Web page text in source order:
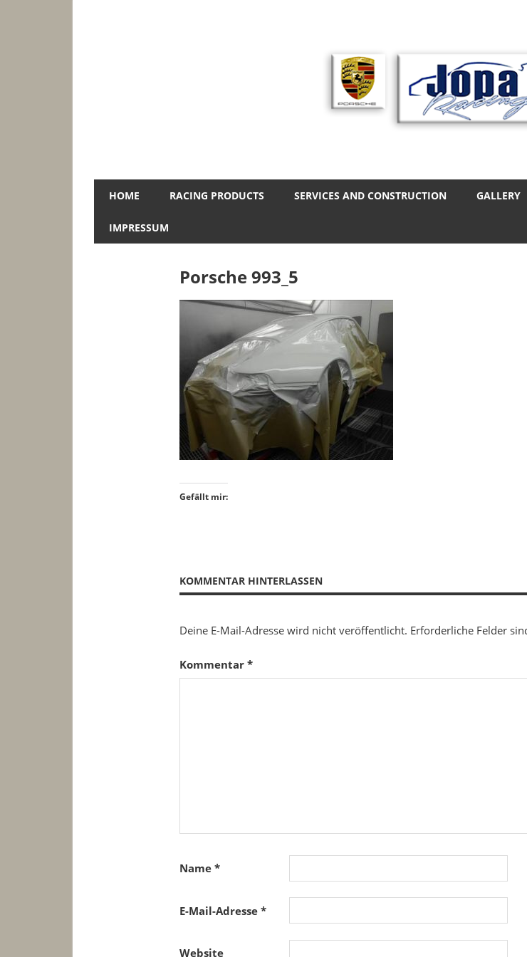
Jopa-
Racing
HOME RACING PRODUCTS SERVICES AND CONSTRUCTION GALLERY
IMPRESSUM
Porsche 993_5
Gefällt mir:
KOMMENTAR HINTERLASSEN
Deine E-Mail-Adresse wird nicht veröffentlicht. Erforderliche Felder
Kommentar *
Name *
E-Mail-Adresse *
Website